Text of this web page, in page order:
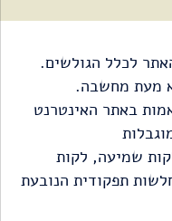
לכלל הגולשים.
מעת מחשבה.
באתר האינטרנט
שמיעה, לקות
תפקודית הנובעת